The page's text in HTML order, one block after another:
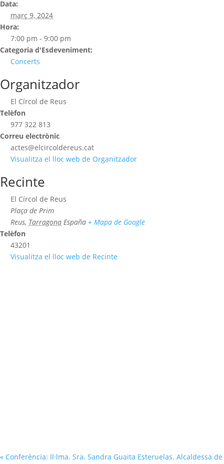
Data:
març 9, 2024
Hora:
7:00 pm - 9:00 pm
Categoria d'Esdeveniment:
Concerts
Organitzador
El Círcol de Reus
Telèfon
977 322 813
Correu electrònic
actes@elcircoldereus.cat
Visualitza el lloc web de Organitzador
Recinte
El Círcol de Reus
Plaça de Prim
Reus, Tarragona España + Mapa de Google
Telèfon
43201
Visualitza el lloc web de Recinte
« Conferència: Il·lma. Sra. Sandra Guaita Esteruelas. Alcaldessa de